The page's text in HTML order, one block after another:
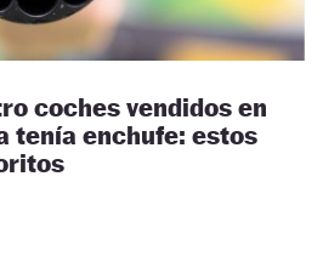
coches vendidos en
tenía enchufe: estos